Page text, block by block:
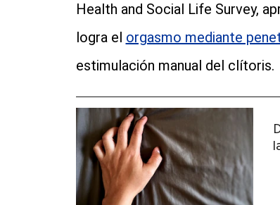
Health and Social Life Survey,
logra el orgasmo mediante
estimulación manual del clítoris.